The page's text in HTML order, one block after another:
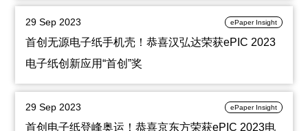
29 Sep 2023 ePaper Insight
首创无源电子纸手机壳！恭喜汉弘达荣获ePIC 2023
电子纸创新应用“首创”奖
29 Sep 2023 ePaper Insight
首创电子纸登峰奥运！恭喜京东方荣获ePIC 2023电